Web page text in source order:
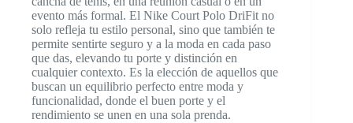
evento más formal. El Nike Court Polo DriFit no
solo refleja tu estilo personal, sino que también te
permite sentirte seguro y a la moda en cada paso
que das, elevando tu porte y distinción en
cualquier contexto. Es la elección de aquellos que
buscan un equilibrio perfecto entre moda y
funcionalidad, donde el buen porte y el
rendimiento se unen en una sola prenda.